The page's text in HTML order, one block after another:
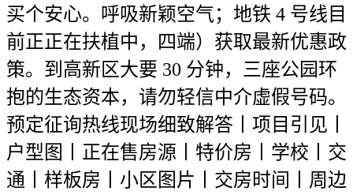
买个安心。呼吸新颖空气；地铁 4 号线目
前正正在扶植中，四端）获取最新优惠政
策。到高新区大要 30 分钟，三座公园环
抱的生态资本，请勿轻信中介虚假号码。
预定征询热线现场细致解答丨项目引见丨
户型图丨正在售房源丨特价房丨学校丨交
通丨样板房丨小区图片丨交房时间丨周边